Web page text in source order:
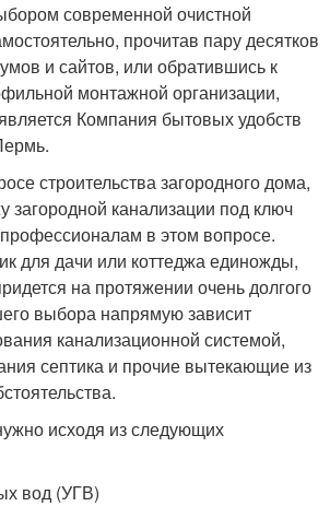
современной очистной
прочитав пару десятков
и сайтов, или обратившись к
монтажной организации,
Компания бытовых удобств
строительства загородного дома,
загородной канализации под ключ
в этом вопросе.
для дачи или коттеджа единожды,
на протяжении очень долгого
выбора напрямую зависит
канализационной системой,
септика и прочие вытекающие из
исходя из следующих
вод (УГВ)